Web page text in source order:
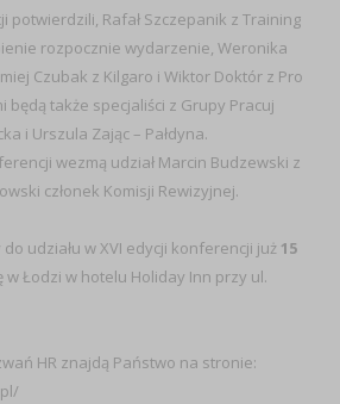
potwierdzili, Rafał Szczepanik z Training
rozpocznie wydarzenie, Weronika
Czubak z Kilgaro i Wiktor Doktór z Pro
będą także specjaliści z Grupy Pracuj
i Urszula Zając – Pałdyna.
wezmą udział Marcin Budzewski z
członek Komisji Rewizyjnej.
udziału w XVI edycji konferencji już 15
w Łodzi w hotelu Holiday Inn przy ul.
HR znajdą Państwo na stronie: